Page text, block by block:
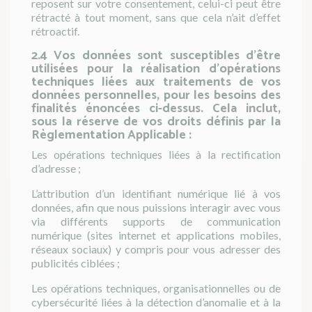
reposent sur votre consentement, celui-ci peut être
rétracté à tout moment, sans que cela n’ait d’effet
rétroactif.
2.4 Vos données sont susceptibles d’être
utilisées pour la réalisation d’opérations
techniques liées aux traitements de vos
données personnelles, pour les besoins des
finalités énoncées ci-dessus. Cela inclut,
sous la réserve de vos droits définis par la
Règlementation Applicable :
Les opérations techniques liées à la rectification
d’adresse ;
L’attribution d’un identifiant numérique lié à vos
données, afin que nous puissions interagir avec vous
via différents supports de communication
numérique (sites internet et applications mobiles,
réseaux sociaux) y compris pour vous adresser des
publicités ciblées ;
Les opérations techniques, organisationnelles ou de
cybersécurité liées à la détection d’anomalie et à la